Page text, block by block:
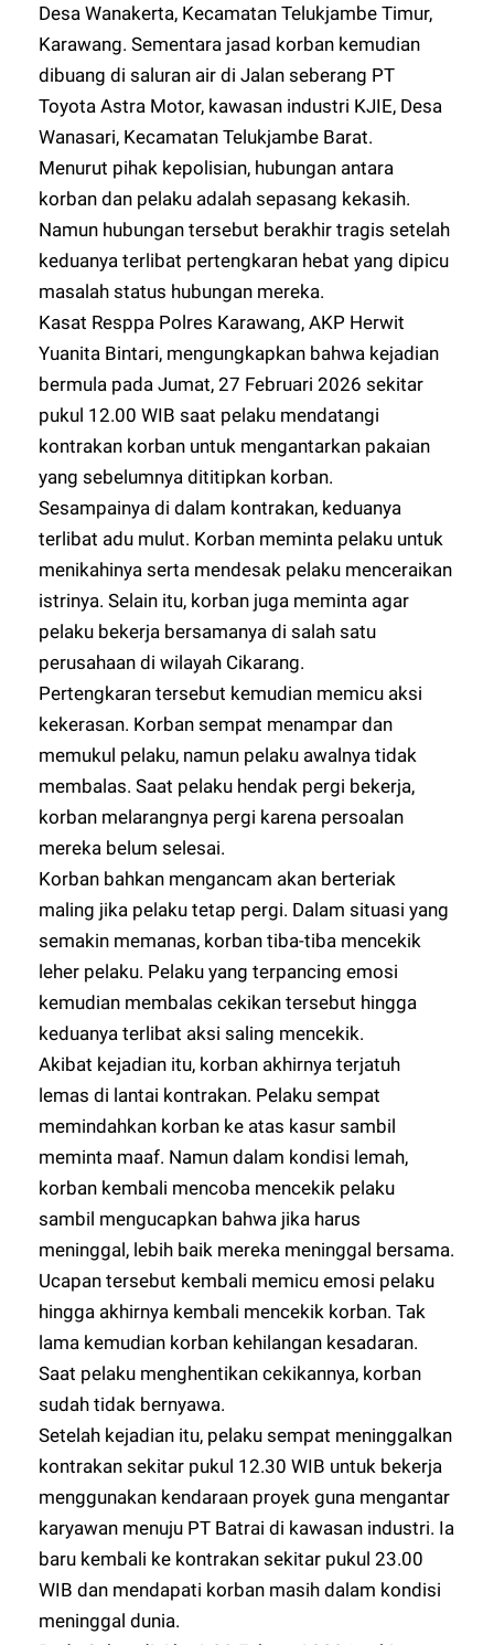
Desa Wanakerta, Kecamatan Telukjambe Timur,
Karawang. Sementara jasad korban kemudian
dibuang di saluran air di Jalan seberang PT
Toyota Astra Motor, kawasan industri KJIE, Desa
Wanasari, Kecamatan Telukjambe Barat.
Menurut pihak kepolisian, hubungan antara
korban dan pelaku adalah sepasang kekasih.
Namun hubungan tersebut berakhir tragis setelah
keduanya terlibat pertengkaran hebat yang dipicu
masalah status hubungan mereka.
Kasat Resppa Polres Karawang, AKP Herwit
Yuanita Bintari, mengungkapkan bahwa kejadian
bermula pada Jumat, 27 Februari 2026 sekitar
pukul 12.00 WIB saat pelaku mendatangi
kontrakan korban untuk mengantarkan pakaian
yang sebelumnya dititipkan korban.
Sesampainya di dalam kontrakan, keduanya
terlibat adu mulut. Korban meminta pelaku untuk
menikahinya serta mendesak pelaku menceraikan
istrinya. Selain itu, korban juga meminta agar
pelaku bekerja bersamanya di salah satu
perusahaan di wilayah Cikarang.
Pertengkaran tersebut kemudian memicu aksi
kekerasan. Korban sempat menampar dan
memukul pelaku, namun pelaku awalnya tidak
membalas. Saat pelaku hendak pergi bekerja,
korban melarangnya pergi karena persoalan
mereka belum selesai.
Korban bahkan mengancam akan berteriak
maling jika pelaku tetap pergi. Dalam situasi yang
semakin memanas, korban tiba-tiba mencekik
leher pelaku. Pelaku yang terpancing emosi
kemudian membalas cekikan tersebut hingga
keduanya terlibat aksi saling mencekik.
Akibat kejadian itu, korban akhirnya terjatuh
lemas di lantai kontrakan. Pelaku sempat
memindahkan korban ke atas kasur sambil
meminta maaf. Namun dalam kondisi lemah,
korban kembali mencoba mencekik pelaku
sambil mengucapkan bahwa jika harus
meninggal, lebih baik mereka meninggal bersama.
Ucapan tersebut kembali memicu emosi pelaku
hingga akhirnya kembali mencekik korban. Tak
lama kemudian korban kehilangan kesadaran.
Saat pelaku menghentikan cekikannya, korban
sudah tidak bernyawa.
Setelah kejadian itu, pelaku sempat meninggalkan
kontrakan sekitar pukul 12.30 WIB untuk bekerja
menggunakan kendaraan proyek guna mengantar
karyawan menuju PT Batrai di kawasan industri. Ia
baru kembali ke kontrakan sekitar pukul 23.00
WIB dan mendapati korban masih dalam kondisi
meninggal dunia.